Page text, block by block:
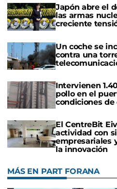
Japón abre el
las armas
creciente
Un coche se
contra una
Intervienen
pollo en el
condiciones de
El CentreBit
actividad con
empresariales
la innovación
MÁS EN PART FORANA